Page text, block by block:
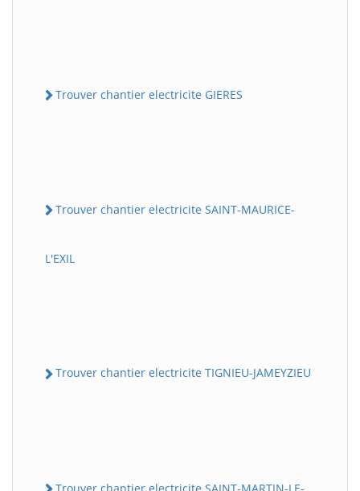
Trouver chantier electricite GIERES
Trouver chantier electricite SAINT-MAURICE-
L'EXIL
Trouver chantier electricite TIGNIEU-JAMEYZIEU
Trouver chantier electricite SAINT-MARTIN-LE-